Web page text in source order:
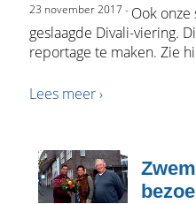
23 november 2017 - Ook
geslaagde Divali-viering.
reportage te maken. Zie
Lees meer ›